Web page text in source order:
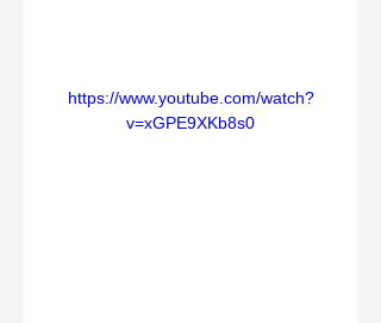
https://www.youtube.com/watch?
v=xGPE9XKb8s0